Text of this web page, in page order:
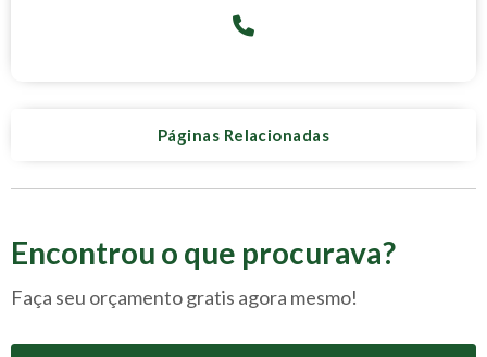
Páginas Relacionadas
Encontrou o que procurava?
Faça seu orçamento gratis agora mesmo!